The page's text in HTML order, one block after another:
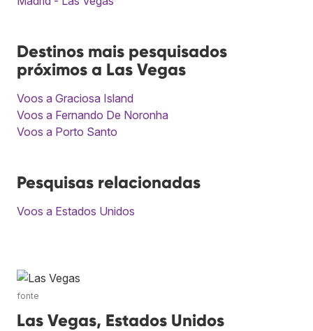
Destinos mais pesquisados
próximos a Las Vegas
Voos a Graciosa Island
Voos a Fernando De Noronha
Voos a Porto Santo
Pesquisas relacionadas
Voos a Estados Unidos
fonte
Las Vegas, Estados Unidos